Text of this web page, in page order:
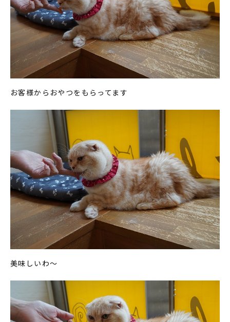
お客様からおやつをもらってます
美味しいわ～